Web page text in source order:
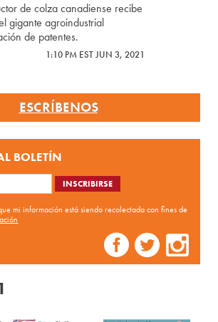
de colza canadiense recibe
gigante agroindustrial
de patentes.
1:10 PM EST JUN 3, 2021
ESCRÍBENOS
BOLETÍN
mi información está siendo recolectada con fines de